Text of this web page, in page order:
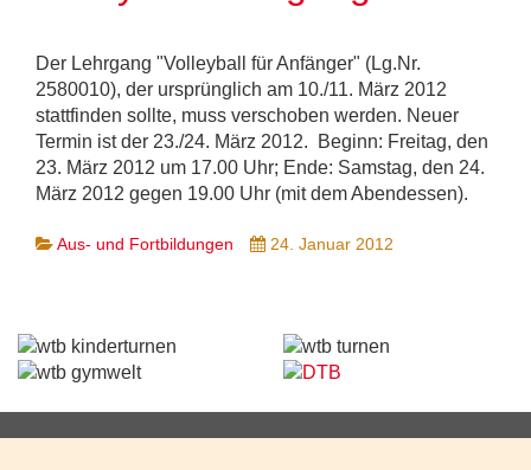
Der Lehrgang "Volleyball für Anfänger" (Lg.Nr.
2580010), der ursprünglich am 10./11. März 2012
stattfinden sollte, muss verschoben werden. Neuer
Termin ist der 23./24. März 2012. Beginn: Freitag, den
23. März 2012 um 17.00 Uhr; Ende: Samstag, den 24.
März 2012 gegen 19.00 Uhr (mit dem Abendessen).
Aus- und Fortbildungen 24. Januar 2012